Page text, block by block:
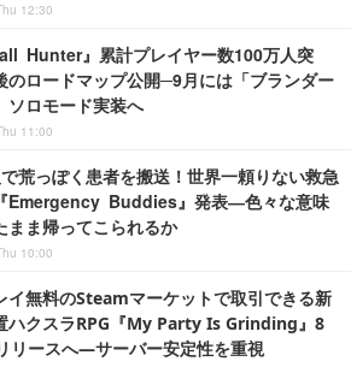
12:30
Hunter』累計プレイヤー数100万人突
のロードマップ公開─9月には「ブランダー
ソロモード実装へ
11:00
荒っぽく患者を搬送！世界一頼りない救急
Emergency Buddies』発表―色々な意味
まま帰ってこられるか
10:00
イ無料のSteamマーケットで取引できる新
ハクスラRPG『My Party Is Grinding』8
リースへ―サーバー安定性を重視